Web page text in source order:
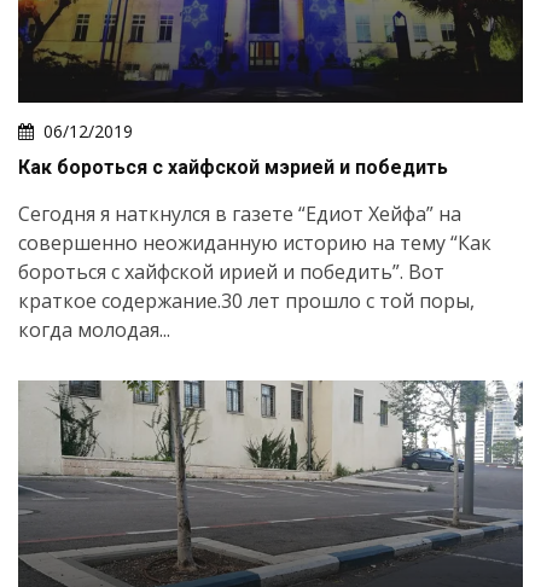
06/12/2019
Как бороться с хайфской мэрией и победить
Сегодня я наткнулся в газете “Едиот Хейфа” на
совершенно неожиданную историю на тему “Как
бороться с хайфской ирией и победить”. Вот
краткое содержание.30 лет прошло с той поры,
когда молодая...